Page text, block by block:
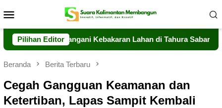
ke
Mobile
Pilihan Editor
Sigap Tangani Kebakaran Lahan di Tahura Sabaru
Beranda Berita Terbaru
Cegah Gangguan Keamanan dan
Ketertiban, Lapas Sampit Kembali